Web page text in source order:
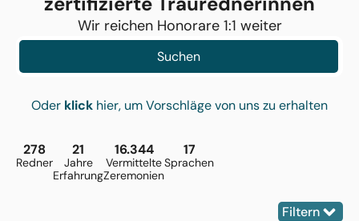
Wir reichen Honorare 1:1 weiter
Suchen
Oder klick hier, um Vorschläge von uns zu erhalten
Redner
278
Jahre
Erfahrung
21
Vermittelte
Zeremonien
16.344
Sprachen
17
Filtern